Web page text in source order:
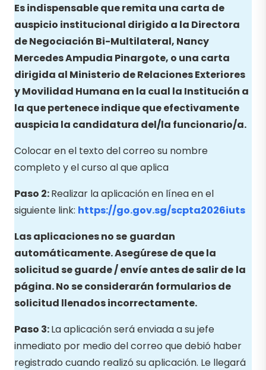
Es indispensable que remita una carta de
auspicio institucional dirigido a la Directora
de Negociación Bi-Multilateral, Nancy
Mercedes Ampudia Pinargote, o una carta
dirigida al Ministerio de Relaciones Exteriores
y Movilidad Humana en la cual la Institución a
la que pertenece indique que efectivamente
auspicia la candidatura del/la funcionario/a.
Colocar en el texto del correo su nombre
completo y el curso al que aplica
Paso 2:Realizar la aplicación en línea en el
siguiente link: https://go.gov.sg/scpta2026iuts
Las aplicaciones no se guardan
automáticamente. Asegúrese de que la
solicitud se guarde / envíe antes de salir de la
página. No se considerarán formularios de
solicitud llenados incorrectamente.
Paso 3:La aplicación será enviada a su jefe
inmediato por medio del correo que debió haber
registrado cuando realizó su aplicación. Le llegará